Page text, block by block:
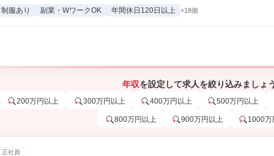
制服あり 副業・WワークOK 年間休日120日以上 +18個
年収を設定して求人を絞り込みましょ
200万円以上 300万円以上 400万円以上 500万円以上
800万円以上 900万円以上 1000万
正社員